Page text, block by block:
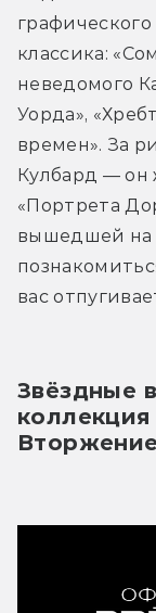
классика:
неведомого
Уорда»,
времен». За
Кулбард — он
«Портрета
вышедшей на
вас
Звёздные